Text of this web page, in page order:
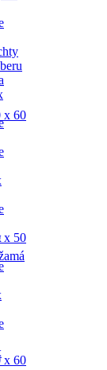
x 60
x 50
x 60